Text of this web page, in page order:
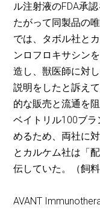
ル注射液のFDA承
たがって同製品の
では、タボル社と
ンロフロキサシン
造し、獣医師に対
説明をしたと訴え
的な販売と流通を
ベイトリル100ブ
めるため、両社に
とカルケム社は「
伝していた。（飼料
AVANT